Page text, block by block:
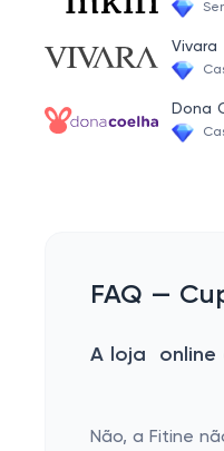
Vivara
Dona
FAQ —
A loja online
Não, a Fitine